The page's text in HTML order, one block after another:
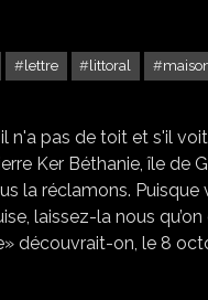
lettre littoral
n'a pas de toit et s'il
Ker Béthanie, île de
la réclamons. Puisque
laissez-la nous
découvrait-on, le 8